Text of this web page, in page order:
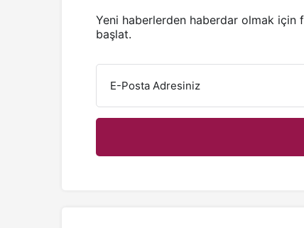
Yeni haberlerden haberdar olmak için
başlat.
E-Posta Adresiniz